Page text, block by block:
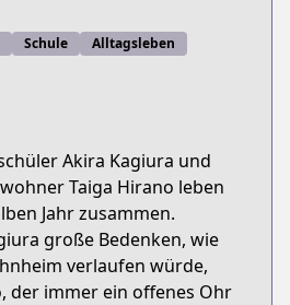
Schule Alltagsleben
Akira Kagiura und
Taiga Hirano leben
Jahr zusammen.
große Bedenken, wie
verlaufen würde,
der immer ein offenes Ohr